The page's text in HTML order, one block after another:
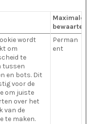
Maximale
wordt
om
te
tussen
en bots. Dit
voor de
om juiste
over het
van de
te maken.
Perman
ent